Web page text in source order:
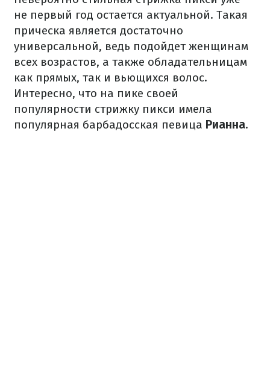
не первый год остается актуальной. Такая
прическа является достаточно
универсальной, ведь подойдет женщинам
всех возрастов, а также обладательницам
как прямых, так и вьющихся волос.
Интересно, что на пике своей
популярности стрижку пикси имела
популярная барбадосская певица Рианна.